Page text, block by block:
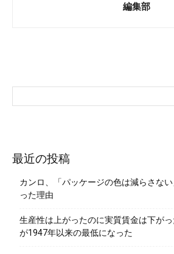
編集部
最近の投稿
カンロ、「パッケージの色は減らさな
った理由
生産性は上がったのに実質賃金は下が
が1947年以来の最低になった